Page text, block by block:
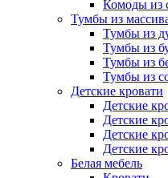
Комоды из
Тумбы из
Тумбы из
Тумбы из
Тумбы из
Тумбы из
Детские кровати
Детские
Детские
Детские
Детские
Белая мебель